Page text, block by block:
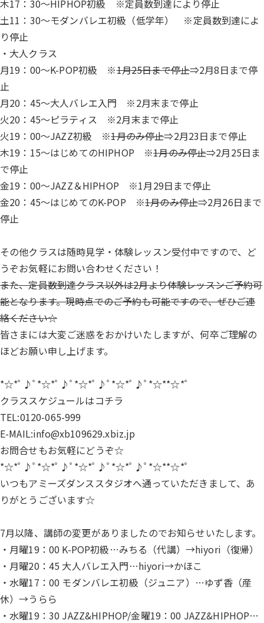
木17：30～HIPHOP初級 ※定員数到達により停止
土11：30～モダンバレエ初級（低学年） ※定員数到達によ
り停止
・大人クラス
月19：00～K-POP初級 ※1月25日まで停止⇒2月8日まで停
止
月20：45～大人バレエ入門 ※2月末まで停止
火20：45～ピラティス ※2月末まで停止
火19：00～JAZZ初級 ※1月のみ停止⇒2月23日まで停止
木19：15～はじめてのHIPHOP ※1月のみ停止⇒2月25日ま
で停止
金19：00～JAZZ＆HIPHOP ※1月29日まで停止
金20：45～はじめてのK-POP ※1月のみ停止⇒2月26日まで
停止
その他クラスは随時見学・体験レッスン受付中ですので、ど
うぞお気軽にお問い合わせください！
また、定員数到達クラス以外は2月より体験レッスンご予約可
能となります。現時点でのご予約も可能ですので、ぜひご連
絡ください☆
皆さまには大変ご迷惑をおかけいたしますが、何卒ご理解の
ほどお願い申し上げます。
*☆*ﾟ♪ﾟ*☆*ﾟ♪ﾟ*☆*ﾟ♪ﾟ*☆*ﾟ♪ﾟ*☆**☆*ﾟ
クラススケジュールはコチラ
TEL:0120-065-999
E-MAIL:info@xb109629.xbiz.jp
お問合せもお気軽にどうぞ☆
*☆*ﾟ♪ﾟ*☆*ﾟ♪ﾟ*☆*ﾟ♪ﾟ*☆*ﾟ♪ﾟ*☆**☆*ﾟ
いつもアミーズダンススタジオへ通っていただきまして、あ
りがとうございます☆
7月以降、講師の変更がありましたのでお知らせいたします。
・月曜19：00 K-POP初級…みちる（代講）→hiyori（復帰）
・月曜20：45 大人バレエ入門…hiyori→かほこ
・水曜17：00 モダンバレエ初級（ジュニア）…ゆず香（産
休）→うらら
・水曜19：30 JAZZ&HIPHOP/金曜19：00 JAZZ&HIPHOP…